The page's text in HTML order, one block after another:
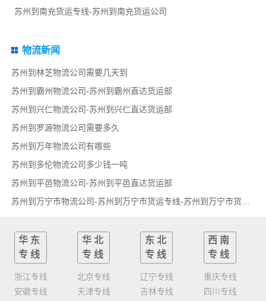
苏州到南充货运专线-苏州到南充货运公司
物流新闻
苏州到林芝物流公司需要几天到
苏州到霸州物流公司-苏州到霸州直达货运部
苏州到兴仁物流公司-苏州到兴仁直达货运部
苏州到罗源物流公司需要多久
苏州到万年物流公司有哪些
苏州到多伦物流公司多少钱一吨
苏州到平邑物流公司-苏州到平邑直达货运部
苏州到万宁市物流公司-苏州到万宁市货运专线-苏州到万宁市货运部
华东
专线
浙江专线
安徽专线
华北
专线
北京专线
天津专线
东北
专线
辽宁专线
吉林专线
西南
专线
重庆专线
四川专线